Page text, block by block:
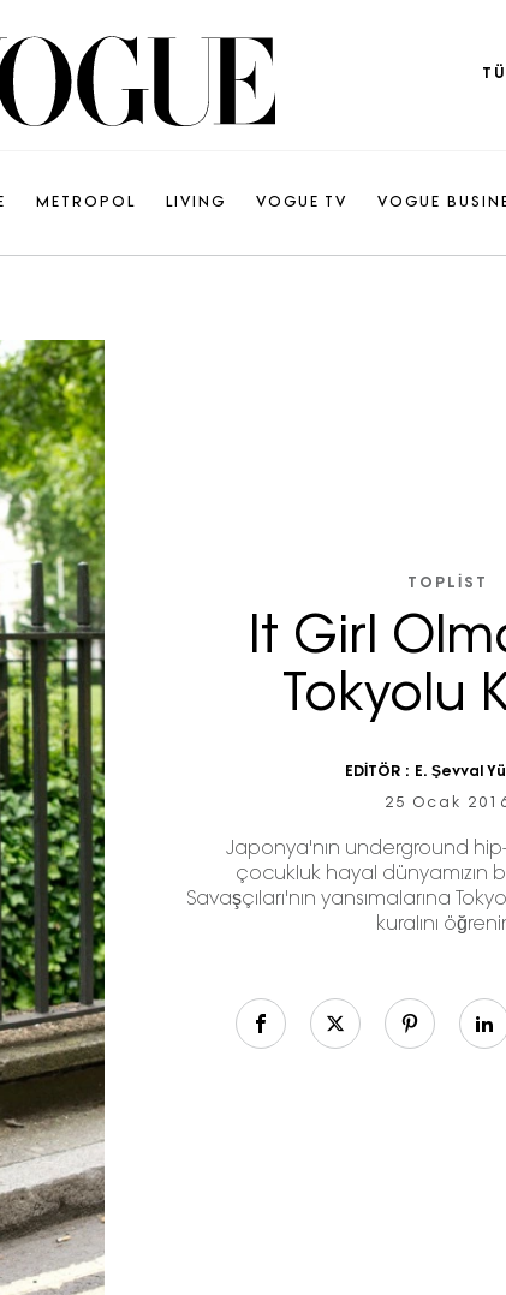
METROPOL LIVING VOGUE TV VOGUE
TOPLIST
It Girl
Tokyolu
EDİTÖR : E. Şevval
25 Ocak
Japonya'nın underground
çocukluk hayal dünyamızın
Savaşçıları'nın yansımalarına
kuralını